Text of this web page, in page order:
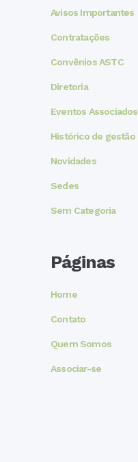
Avisos Importantes
Contratações
Convênios ASTC
Diretoria
Eventos Associados
Histórico de gestão
Novidades
Sedes
Sem Categoria
Páginas
Home
Contato
Quem Somos
Associar-se